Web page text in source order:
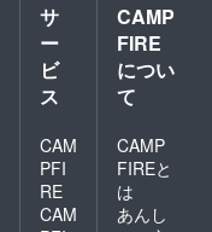
サ
ー
ビ
ス
CAM
PFI
RE
CAM
CAMP
FIRE
につい
て
CAMP
FIREと
は
あんし